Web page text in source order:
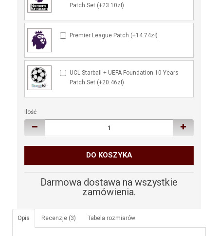
Patch Set (+23.10zł)
Premier League Patch (+14.74zł)
UCL Starball + UEFA Foundation 10 Years
Patch Set (+20.46zł)
Ilość
DO KOSZYKA
Darmowa dostawa na wszystkie
zamówienia.
Opis Recenzje (3) Tabela rozmiarów